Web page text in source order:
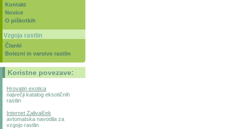
Kontakt
Novice
O piškotkih
Vzgoja rastlin
Članki
Bolezni in varstvo rastlin
Koristne povezave:
Hrovatin exotica
največji katalog eksotičnih
rastlin
Internet Zalivalček
avtomatska navodila za
vzgojo rastlin